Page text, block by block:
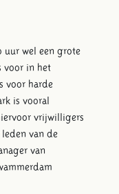
uur wel een grote
voor in het
voor harde
is vooral
vrijwilligers
van de
van